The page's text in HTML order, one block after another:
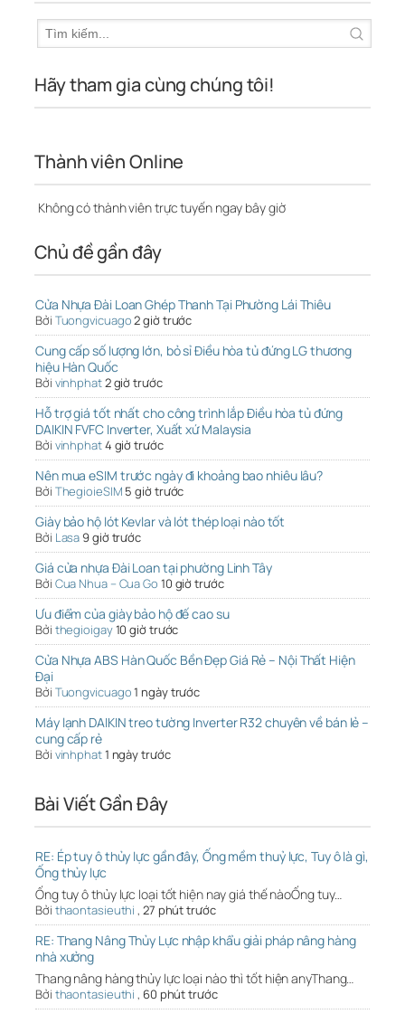
Hãy tham gia cùng chúng tôi!
Thành viên Online
Không có thành viên trực tuyến ngay bây giờ
Chủ đề gần đây
Cửa Nhựa Đài Loan Ghép Thanh Tại Phường Lái Thiêu
Bởi Tuongvicuago2 giờ trước
Cung cấp số lượng lớn, bỏ sỉ Điều hòa tủ đứng LG thương
hiệu Hàn Quốc
Bởi vinhphat2 giờ trước
Hỗ trợ giá tốt nhất cho công trình lắp Điều hòa tủ đứng
DAIKIN FVFC Inverter, Xuất xứ Malaysia
Bởi vinhphat4 giờ trước
Nên mua eSIM trước ngày đi khoảng bao nhiêu lâu?
Bởi ThegioieSIM 5 giờ trước
Giày bảo hộ lót Kevlar và lót thép loại nào tốt
Bởi Lasa9 giờ trước
Giá cửa nhựa Đài Loan tại phường Linh Tây
Bởi Cua Nhua – Cua Go 10 giờ trước
Ưu điểm của giày bảo hộ đế cao su
Bởi thegioigay10 giờ trước
Cửa Nhựa ABS Hàn Quốc Bền Đẹp Giá Rẻ – Nội Thất Hiện
Đại
Bởi Tuongvicuago1 ngày trước
Máy lạnh DAIKIN treo tường Inverter R32 chuyên về bán lẻ –
cung cấp rẻ
Bởi vinhphat1 ngày trước
Bài Viết Gần Đây
RE: Ép tuy ô thủy lực gần đây, Ống mềm thuỷ lực, Tuy ô là gì,
Ống thủy lực
Ống tuy ô thủy lực loại tốt hiện nay giá thế nàoỐng tuy…
Bởi thaontasieuthi , 27 phút trước
RE: Thang Nâng Thủy Lực nhập khẩu giải pháp nâng hàng
nhà xưởng
Thang nâng hàng thủy lực loại nào thì tốt hiện anyThang…
Bởi thaontasieuthi , 60 phút trước